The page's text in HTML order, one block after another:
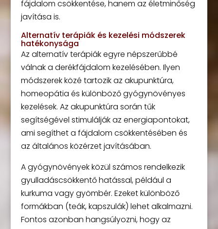
fájdalom csökkentése, hanem az életminőség
javítása is.
Alternatív terápiák és kezelési módszerek
hatékonysága
Az alternatív terápiák egyre népszerűbbé
válnak a derékfájdalom kezelésében. Ilyen
módszerek közé tartozik az akupunktúra,
homeopátia és különböző gyógynövényes
kezelések. Az akupunktúra során tűk
segítségével stimulálják az energiapontokat,
ami segíthet a fájdalom csökkentésében és
az általános közérzet javításában.
A gyógynövények közül számos rendelkezik
gyulladáscsökkentő hatással, például a
kurkuma vagy gyömbér. Ezeket különböző
formákban (teák, kapszulák) lehet alkalmazni.
Fontos azonban hangsúlyozni, hogy az